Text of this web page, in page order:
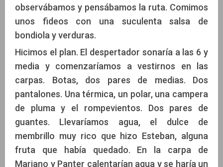
observábamos y pensábamos la ruta. Comimos
unos fideos con una suculenta salsa de
bondiola y verduras.
Hicimos el plan. El despertador sonaría a las 6 y
media y comenzaríamos a vestirnos en las
carpas. Botas, dos pares de medias. Dos
pantalones. Una térmica, un polar, una campera
de pluma y el rompevientos. Dos pares de
guantes. Llevaríamos agua, el dulce de
membrillo muy rico que hizo Esteban, alguna
fruta que había quedado. En la carpa de
Mariano y Panter calentarían agua y se haría un